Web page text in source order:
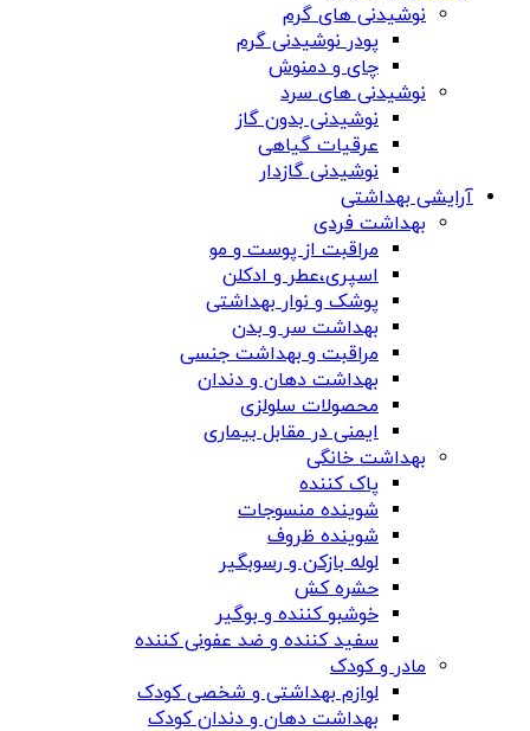
نوشیدنی های گرم
پودر نوشیدنی گرم
چای و دمنوش
نوشیدنی های سرد
نوشیدنی بدون گاز
عرقیات گیاهی
نوشیدنی گازدار
آرایشی بهداشتی
بهداشت فردی
مراقبت از پوست و مو
اسپری،عطر و ادکلن
پوشک و نوار بهداشتی
بهداشت سر و بدن
مراقبت و بهداشت جنسی
بهداشت دهان و دندان
محصولات سلولزی
ایمنی در مقابل بیماری
بهداشت خانگی
پاک کننده
شوینده منسوجات
شوینده ظروف
لوله بازکن و رسوبگیر
حشره کش
خوشبو کننده و بوگیر
سفید کننده و ضد عفونی کننده
مادر و کودک
لوازم بهداشتی و شخصی کودک
بهداشت دهان و دندان کودک